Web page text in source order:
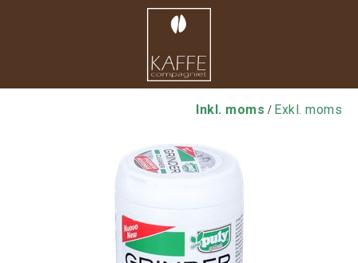
Inkl. moms / Exkl. moms